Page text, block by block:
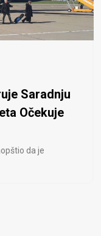
Saradnju
Očekuje
da je